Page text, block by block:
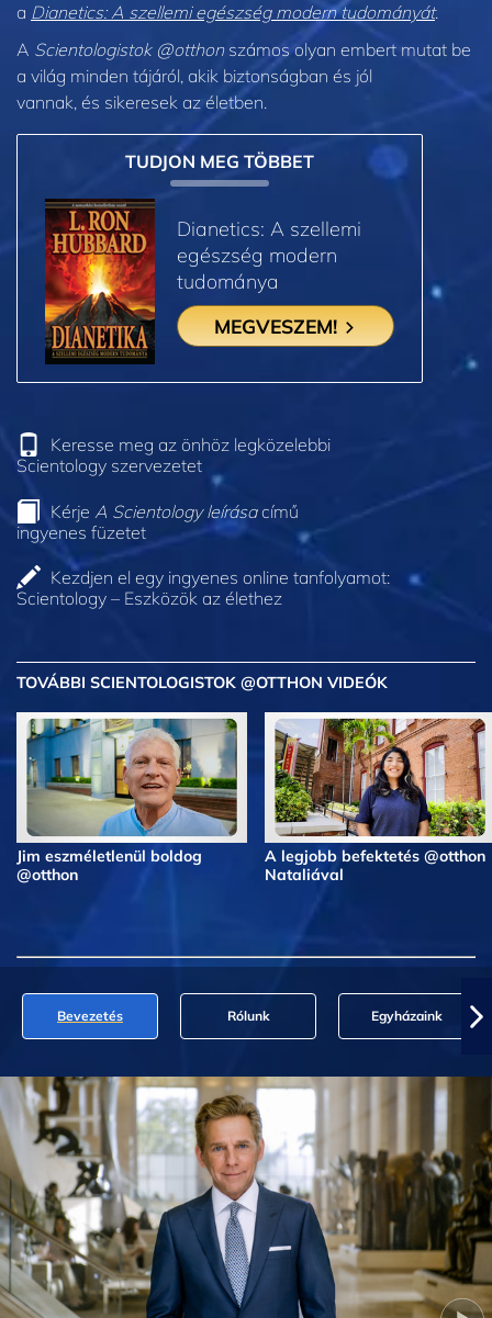
a Dianetics: A szellemi egészség modern tudományát.
A Scientologistok @otthonszámos olyan embert mutat be
a világ minden tájáról, akik biztonságban és jól
vannak, és sikeresek az életben.
TUDJON MEG TÖBBET
Dianetics: A szellemi
egészség modern
tudománya
MEGVESZEM!
Keresse meg az önhöz legközelebbi
Scientology szervezetet
Kérje A Scientology leírásacímű
ingyenes füzetet
Kezdjen el egy ingyenes online tanfolyamot:
Scientology – Eszközök az élethez
TOVÁBBI SCIENTOLOGISTOK @OTTHON VIDEÓK
Jim eszméletlenül boldog
@otthon
A legjobb befektetés @otthon
Nataliával
Bevezetés Rólunk Egyházaink